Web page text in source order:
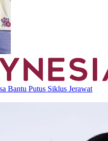
Bantu Putus Siklus Jerawat